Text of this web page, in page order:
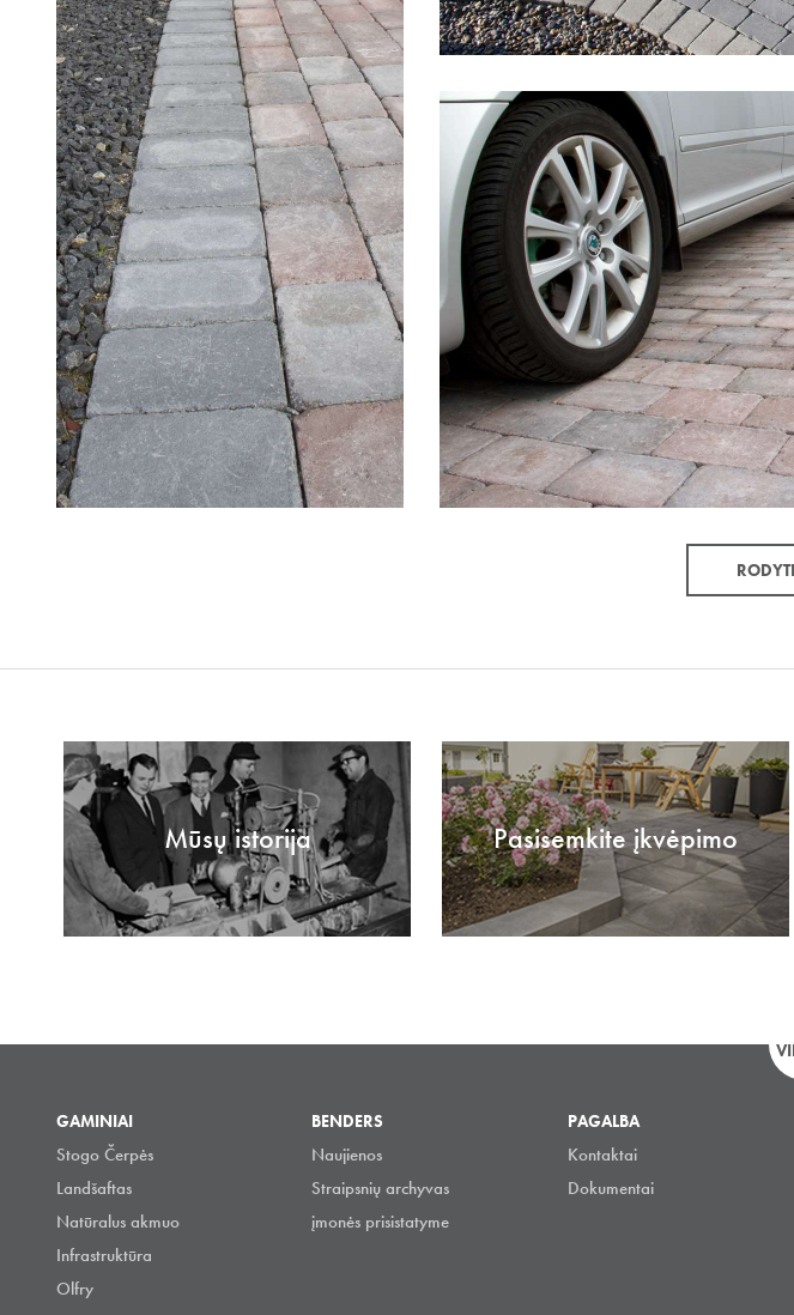
Mūsų istorija Pasisemkite įkvėpimo
GAMINIAI
Stogo Čerpės
Landšaftas
Natūralus akmuo
Infrastruktūra
Olfry
BENDERS
Naujienos
Straipsnių archyvas
įmonės prisistatyme
PAGALBA
Kontaktai
Dokumentai